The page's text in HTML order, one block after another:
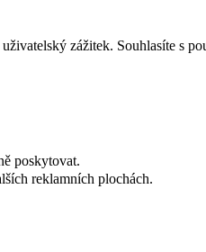
zážitek. Souhlasíte s
poskytovat.
reklamních plochách.